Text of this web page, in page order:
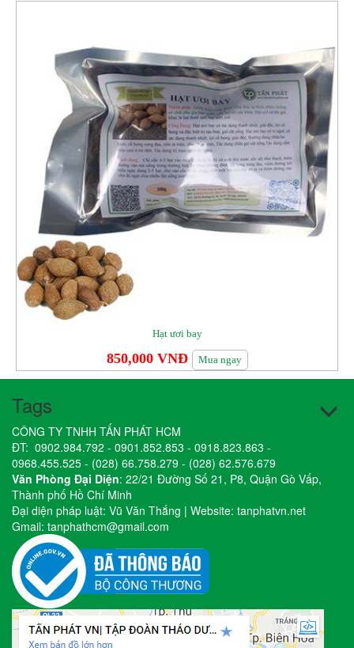
Hạt ươi bay
850,000 VNĐ Mua ngay
Tags
CÔNG TY TNHH TẤN PHÁT HCM
ĐT: 0902.984.792 - 0901.852.853 - 0918.823.863 -
0968.455.525 - (028) 66.758.279 - (028) 62.576.679
Văn Phòng Đại Diện: 22/21 Đường Số 21, P8, Quận Gò Vấp,
Thành phố Hồ Chí Minh
Đại diện pháp luật: Vũ Văn Thắng | Website: tanphatvn.net
Gmail: tanphathcm@gmail.com